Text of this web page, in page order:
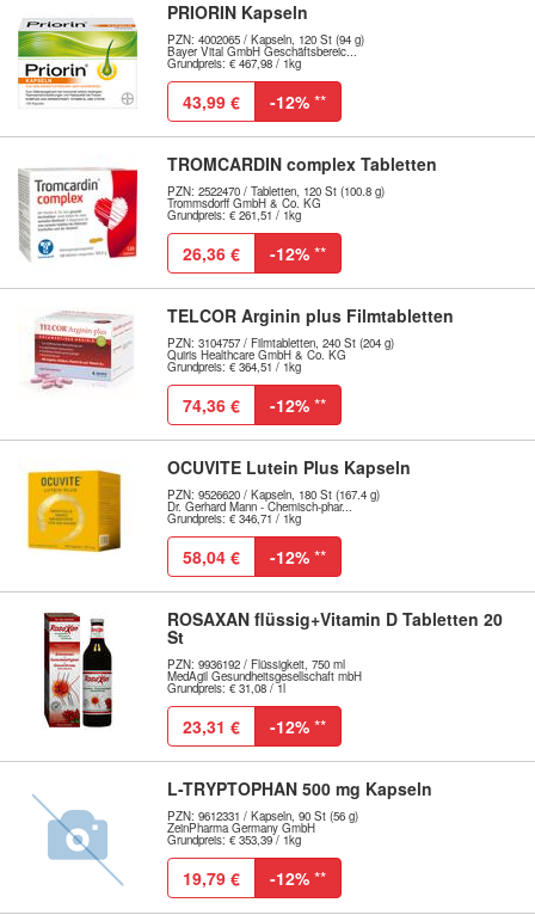
PRIORIN Kapseln
PZN: 4002065 / Kapseln, 120 St (94 g)
Bayer Vital GmbH Geschäftsbereic...
Grundpreis: € 467,98 / 1kg
43,99 € -12% **
TROMCARDIN complex Tabletten
PZN: 2522470 / Tabletten, 120 St (100.8 g)
Trommsdorff GmbH & Co. KG
Grundpreis: € 261,51 / 1kg
26,36 € -12% **
TELCOR Arginin plus Filmtabletten
PZN: 3104757 / Filmtabletten, 240 St (204 g)
Quiris Healthcare GmbH & Co. KG
Grundpreis: € 364,51 / 1kg
74,36 € -12% **
OCUVITE Lutein Plus Kapseln
PZN: 9526620 / Kapseln, 180 St (167.4 g)
Dr. Gerhard Mann - Chemisch-phar...
Grundpreis: € 346,71 / 1kg
58,04 € -12% **
ROSAXAN flüssig+Vitamin D Tabletten 20
St
PZN: 9936192 / Flüssigkeit, 750 ml
MedAgil Gesundheitsgesellschaft mbH
Grundpreis: € 31,08 / 1l
23,31 € -12% **
L-TRYPTOPHAN 500 mg Kapseln
PZN: 9612331 / Kapseln, 90 St (56 g)
ZeinPharma Germany GmbH
Grundpreis: € 353,39 / 1kg
19,79 € -12% **